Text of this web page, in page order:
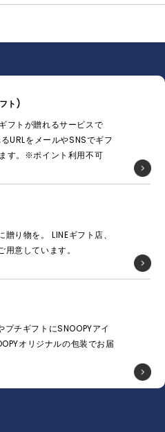
ト)
フトが贈れるサービスで
URLをメールやSNSでギフ
す。※ポイント利用不可
り物を。 LINEギフト店、
意しています。
チギフトにSNOOPYアイ
オリジナルの包装でお届